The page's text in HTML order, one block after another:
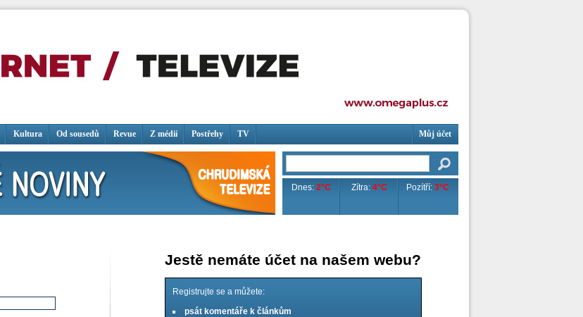
Kultura Od sousedů Revue Z médií Postřehy TV Můj účet
Dnes:2°C Zítra:4°C Pozítří: 3°C
Jestě nemáte účet na našem webu?
Registrujte se a můžete:
psát komentáře k článkům